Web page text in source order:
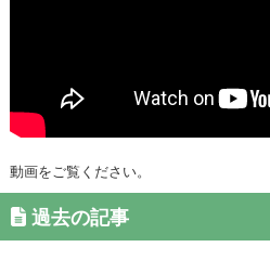
動画をご覧ください。
過去の記事